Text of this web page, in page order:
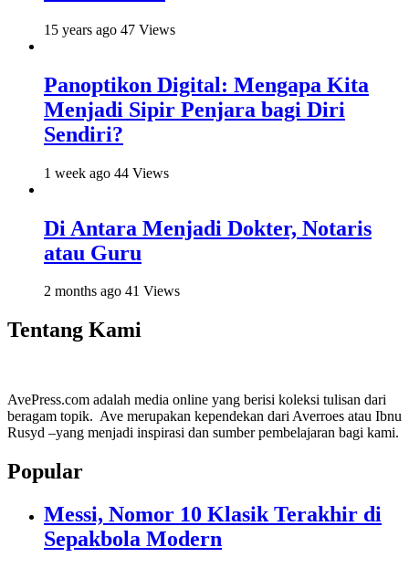
15 years ago 47 Views
Panoptikon Digital: Mengapa Kita
Menjadi Sipir Penjara bagi Diri
Sendiri?
1 week ago 44 Views
Di Antara Menjadi Dokter, Notaris
atau Guru
2 months ago 41 Views
Tentang Kami
AvePress.com adalah media online yang berisi koleksi tulisan dari
beragam topik. Ave merupakan kependekan dari Averroes atau Ibnu
Rusyd –yang menjadi inspirasi dan sumber pembelajaran bagi kami.
Popular
Messi, Nomor 10 Klasik Terakhir di
Sepakbola Modern